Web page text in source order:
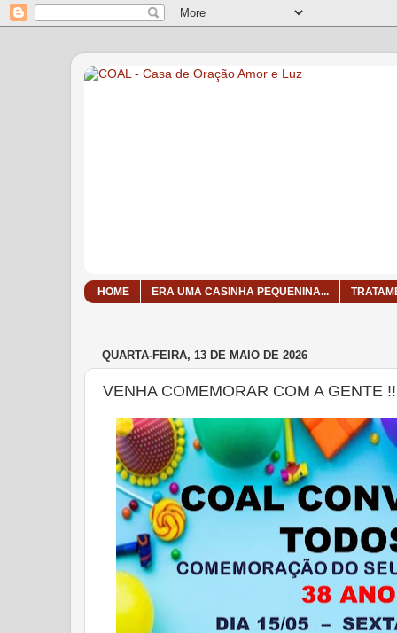
HOME ERA UMA CASINHA PEQUENINA...
QUARTA-FEIRA, 13 DE MAIO DE 2026
VENHA COMEMORAR COM A GENTE